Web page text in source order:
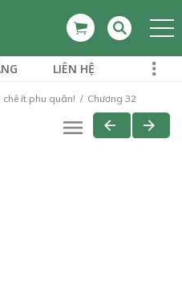
LIÊN HỆ
chê ít phu quân! Chương 32